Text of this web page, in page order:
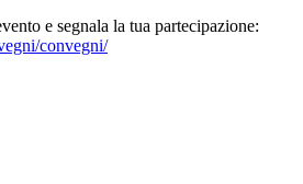
e segnala la tua partecipazione:
convegni/